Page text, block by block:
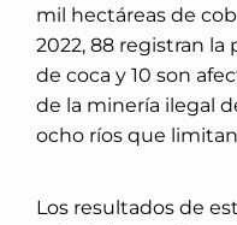
mil hectáreas de
2022, 88 registran
de coca y 10 son
de la minería ilegal
ocho ríos que
Los resultados de